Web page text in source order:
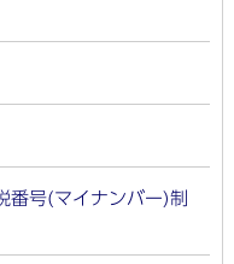
番号(マイナンバー)制